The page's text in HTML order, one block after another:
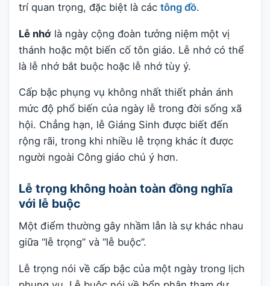
trí quan trọng, đặc biệt là các tông đồ.
Lễ nhớ là ngày cộng đoàn tưởng niệm một vị
thánh hoặc một biến cố tôn giáo. Lễ nhớ có thể
là lễ nhớ bắt buộc hoặc lễ nhớ tùy ý.
Cấp bậc phụng vụ không nhất thiết phản ánh
mức độ phổ biến của ngày lễ trong đời sống xã
hội. Chẳng hạn, lễ Giáng Sinh được biết đến
rộng rãi, trong khi nhiều lễ trọng khác ít được
người ngoài Công giáo chú ý hơn.
Lễ trọng không hoàn toàn đồng nghĩa
với lễ buộc
Một điểm thường gây nhầm lẫn là sự khác nhau
giữa “lễ trọng” và “lễ buộc”.
Lễ trọng nói về cấp bậc của một ngày trong lịch